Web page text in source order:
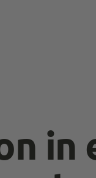
inPasst